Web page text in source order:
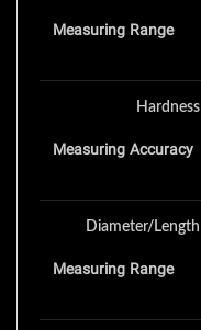
Measuring Range
Hardness
Measuring Accuracy
Diameter/Length
Measuring Range